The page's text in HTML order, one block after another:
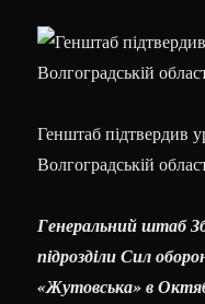
Генштаб підтвердив
Волгоградській
Генеральний штаб
підрозділи Сил
«Жутовська» в